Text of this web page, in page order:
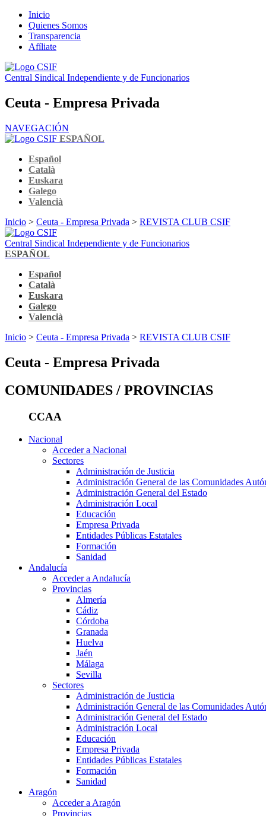
Inicio
Quienes Somos
Transparencia
Afíliate
Central Sindical Independiente y de Funcionarios
Ceuta - Empresa Privada
NAVEGACIÓN
ESPAÑOL
Español
Català
Euskara
Galego
Valencià
Inicio > Ceuta - Empresa Privada > REVISTA CLUB CSIF
Central Sindical Independiente y de Funcionarios
ESPAÑOL
Español
Català
Euskara
Galego
Valencià
Inicio > Ceuta - Empresa Privada > REVISTA CLUB CSIF
Ceuta - Empresa Privada
COMUNIDADES / PROVINCIAS
CCAA
Nacional
Acceder a Nacional
Sectores
Administración de Justicia
Administración General de las Comunidades
Administración General del Estado
Administración Local
Educación
Empresa Privada
Entidades Públicas Estatales
Formación
Sanidad
Andalucía
Acceder a Andalucía
Provincias
Almería
Cádiz
Córdoba
Granada
Huelva
Jaén
Málaga
Sevilla
Sectores
Administración de Justicia
Administración General de las Comunidades
Administración General del Estado
Administración Local
Educación
Empresa Privada
Entidades Públicas Estatales
Formación
Sanidad
Aragón
Acceder a Aragón
Provincias